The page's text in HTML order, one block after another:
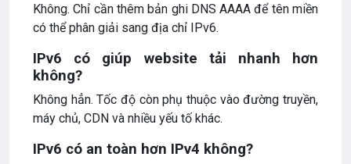
Không. Chỉ cần thêm bản ghi DNS AAAA để tên miền
có thể phân giải sang địa chỉ IPv6.
IPv6 có giúp website tải nhanh hơn
không?
Không hẳn. Tốc độ còn phụ thuộc vào đường truyền,
máy chủ, CDN và nhiều yếu tố khác.
IPv6 có an toàn hơn IPv4 không?